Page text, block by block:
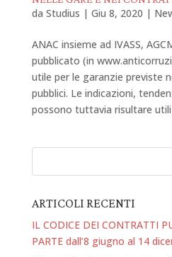
da Studius | Giu 8, 2020 |
ANAC insieme ad IVASS,
pubblicato (in
utile per le garanzie previste
pubblici. Le indicazioni,
possono tuttavia risultare utili
ARTICOLI RECENTI
IL CODICE DEI CONTRATTI
PARTE dall’8 giugno al 14